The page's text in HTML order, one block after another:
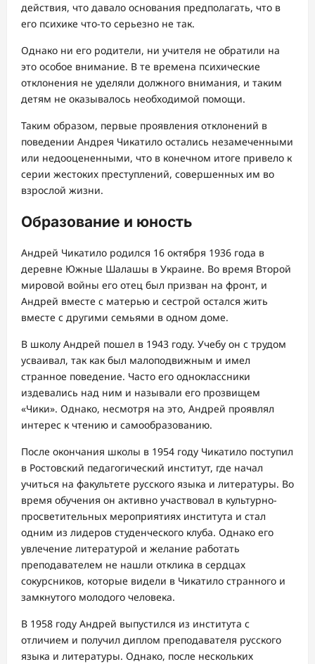
действия, что давало основания предполагать, что в
его психике что-то серьезно не так.
Однако ни его родители, ни учителя не обратили на
это особое внимание. В те времена психические
отклонения не уделяли должного внимания, и таким
детям не оказывалось необходимой помощи.
Таким образом, первые проявления отклонений в
поведении Андрея Чикатило остались незамеченными
или недооцененными, что в конечном итоге привело к
серии жестоких преступлений, совершенных им во
взрослой жизни.
Образование и юность
Андрей Чикатило родился 16 октября 1936 года в
деревне Южные Шалашы в Украине. Во время Второй
мировой войны его отец был призван на фронт, и
Андрей вместе с матерью и сестрой остался жить
вместе с другими семьями в одном доме.
В школу Андрей пошел в 1943 году. Учебу он с трудом
усваивал, так как был малоподвижным и имел
странное поведение. Часто его одноклассники
издевались над ним и называли его прозвищем
«Чики». Однако, несмотря на это, Андрей проявлял
интерес к чтению и самообразованию.
После окончания школы в 1954 году Чикатило поступил
в Ростовский педагогический институт, где начал
учиться на факультете русского языка и литературы. Во
время обучения он активно участвовал в культурно-
просветительных мероприятиях института и стал
одним из лидеров студенческого клуба. Однако его
увлечение литературой и желание работать
преподавателем не нашли отклика в сердцах
сокурсников, которые видели в Чикатило странного и
замкнутого молодого человека.
В 1958 году Андрей выпустился из института с
отличием и получил диплом преподавателя русского
языка и литературы. Однако, после нескольких